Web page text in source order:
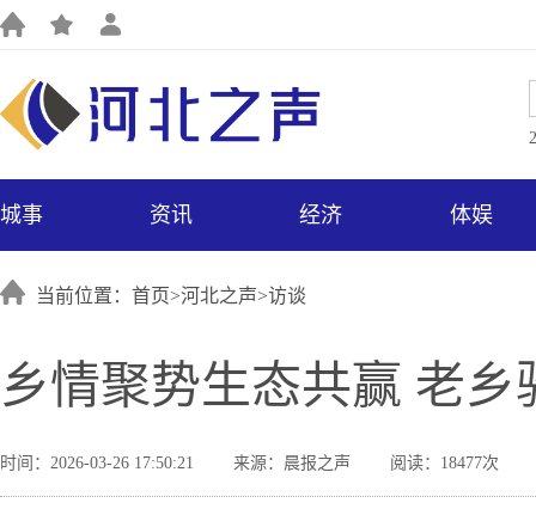
城事 资讯 经济 体娱
当前位置：首页>河北之声>访谈
乡情聚势生态共赢 老
时间：2026-03-26 17:50:21 来源：晨报之声 阅读：18477次